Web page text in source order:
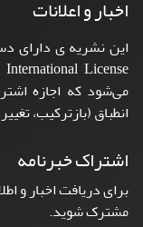
اخبار و اعلانات
این نشریه ی دارای
می‌شود که اجازه
انطباق (بازترکیب،
اشتراک خبرنامه
برای دریافت اخبار و
مشترک شوید.